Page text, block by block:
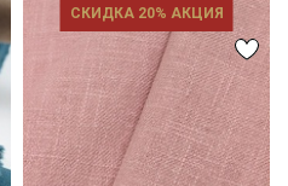
СКИДКА 20% АКЦИЯ